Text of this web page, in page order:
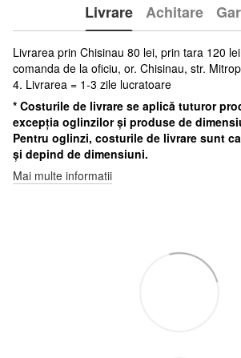
Livrare Achitare
Livrarea prin Chisinau 80 lei, prin tara 120
comanda de la oficiu, or. Chisinau, str.
4. Livrarea = 1-3 zile lucratoare
* Costurile de livrare se aplică tuturor
excepția oglinzilor și produse de
Pentru oglinzi, costurile de livrare sunt
și depind de dimensiuni.
Mai multe informatii